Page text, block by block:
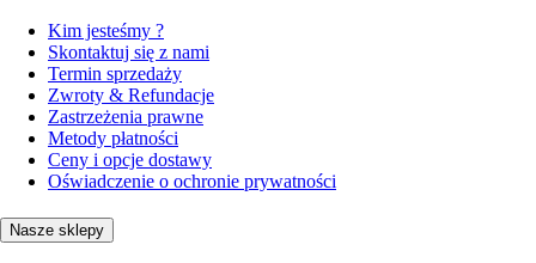
Kim jesteśmy ?
Skontaktuj się z nami
Termin sprzedaży
Zwroty & Refundacje
Zastrzeżenia prawne
Metody płatności
Ceny i opcje dostawy
Oświadczenie o ochronie prywatności
Nasze sklepy